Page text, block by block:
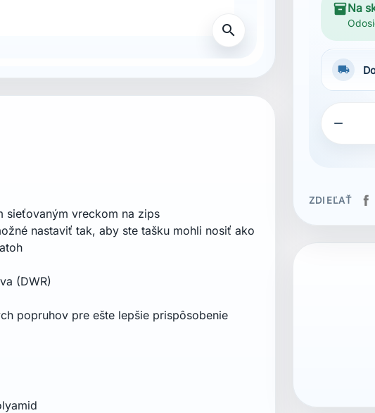
search
sieťovaným vreckom na zips
nastaviť tak, aby ste tašku mohli nosiť ako
(DWR)
popruhov pre ešte lepšie prispôsobenie
inventory_2Na
local_shipping

ZDIEĽAŤ